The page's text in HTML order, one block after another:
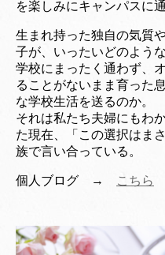
を楽しみにキャンパスに
生まれ持った独自の気質
子が、いったいどのよう
学校にまったく通わず、
ることがないまま育った
な学校生活を送るのか。
それは私たち夫婦にもわ
た現在、「この選択はま
族で言い合っている。
個人ブログ → こちら